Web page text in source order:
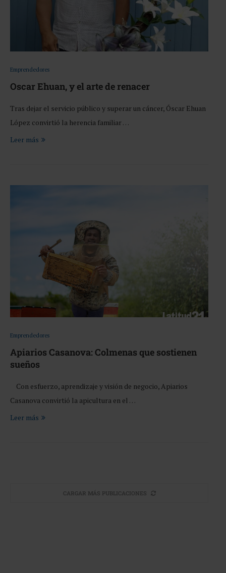
Emprendedores
Oscar Ehuan, y el arte de renacer
Tras dejar el servicio público y superar un cáncer, Óscar Ehuan
López convirtió la herencia familiar …
Leer más
Emprendedores
Apiarios Casanova: Colmenas que sostienen
sueños
Con esfuerzo, aprendizaje y visión de negocio, Apiarios
Casanova convirtió la apicultura en el …
Leer más
CARGAR MÁS PUBLICACIONES